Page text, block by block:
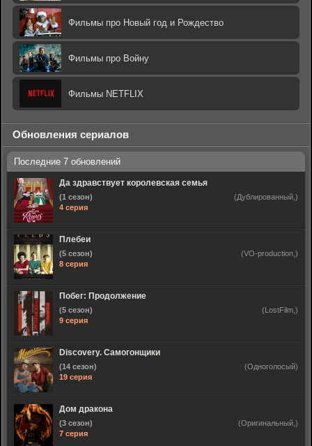
Фильмы про Новый год и Рождество
Фильмы про Войну
Фильмы NETFLIX
Обновления сериалов
Да здравствует королевская семья
(1 сезон)
4 серия
(Дублированный,)
Плебеи
(5 сезон)
8 серия
(VO-production,)
Побег: Продолжение
(5 сезон)
9 серия
(LostFilm,)
Discovery. Самогонщики
(14 сезон)
19 серия
(Одноголосый)
Дом дракона
(3 сезон)
7 серия
(Оригинальный,)